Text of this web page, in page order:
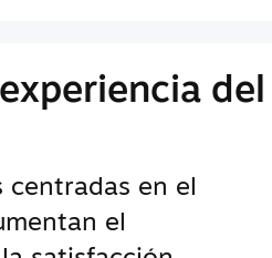
del
centradas en el
el